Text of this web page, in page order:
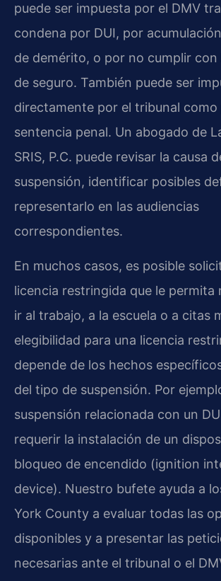
puede ser impuesta por el DMV
condena por DUI, por
de demérito, o por no cumplir con
de seguro. También puede ser
directamente por el tribunal como
sentencia penal. Un abogado de
SRIS, P.C. puede revisar la causa
suspensión, identificar posibles
representarlo en las audiencias
correspondientes.
En muchos casos, es posible
licencia restringida que le permita
ir al trabajo, a la escuela o a citas
elegibilidad para una licencia
depende de los hechos
del tipo de suspensión. Por
suspensión relacionada con un
requerir la instalación de un
bloqueo de encendido (ignition
device). Nuestro bufete ayuda a
York County a evaluar todas las
disponibles y a presentar las
necesarias ante el tribunal o el